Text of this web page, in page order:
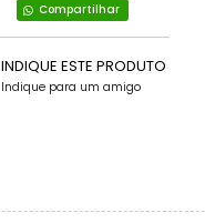
Compartilhar
INDIQUE ESTE PRODUTO
Indique para um amigo